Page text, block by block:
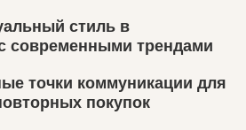
стиль в
современными трендами
точки коммуникации для
покупок